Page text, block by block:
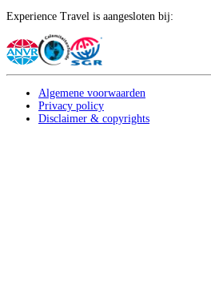
Experience Travel is aangesloten bij:
Algemene voorwaarden
Privacy policy
Disclaimer & copyrights